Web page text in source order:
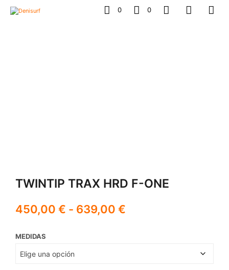
0 0
TWINTIP TRAX HRD F-ONE
450,00 € - 639,00 €
MEDIDAS